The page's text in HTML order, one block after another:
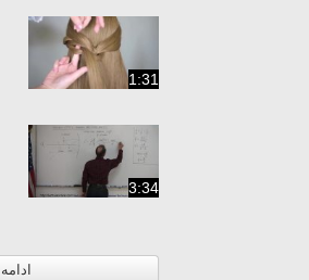
1:31
3:34
ادامه